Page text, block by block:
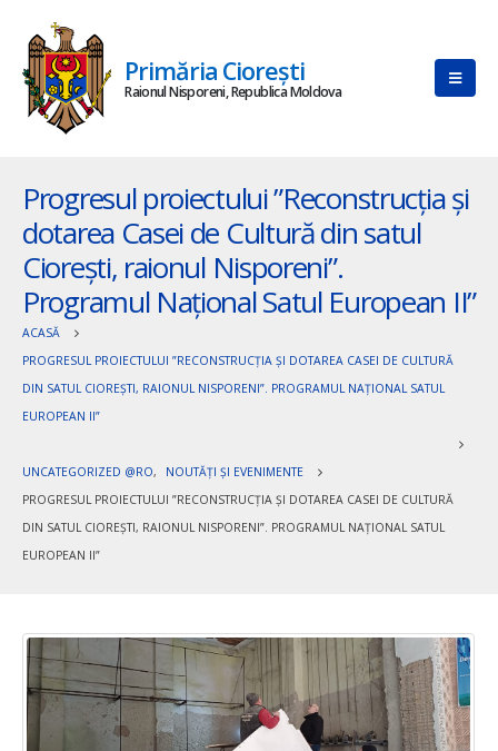
Primăria Ciorești
Raionul Nisporeni, Republica Moldova
Progresul proiectului ”Reconstrucția și
dotarea Casei de Cultură din satul
Ciorești, raionul Nisporeni”.
Programul Național Satul European II”
ACASĂ
PROGRESUL PROIECTULUI ”RECONSTRUCȚIA ȘI DOTAREA CASEI DE CULTURĂ
DIN SATUL CIOREȘTI, RAIONUL NISPORENI”. PROGRAMUL NAȚIONAL SATUL
EUROPEAN II”
UNCATEGORIZED @RO,
NOUTĂȚI ȘI EVENIMENTE
PROGRESUL PROIECTULUI ”RECONSTRUCȚIA ȘI DOTAREA CASEI DE CULTURĂ
DIN SATUL CIOREȘTI, RAIONUL NISPORENI”. PROGRAMUL NAȚIONAL SATUL
EUROPEAN II”